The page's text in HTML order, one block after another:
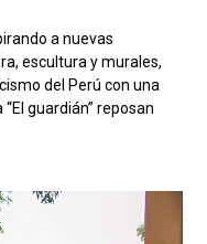
a nuevas
escultura y murales,
del Perú con una
guardián” reposan